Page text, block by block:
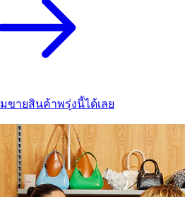
ขายสินค้าพรุ่งนี้ได้เลย